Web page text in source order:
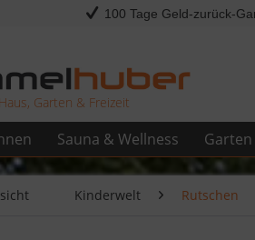
100 Tage Geld-zurück-
Garten & Freizeit
Sauna & Wellness
Kinderwelt Rutschen